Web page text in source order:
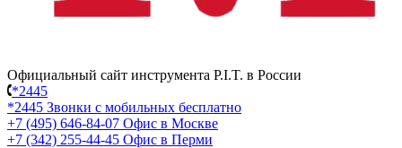
Официальный сайт инструмента P.I.T. в России
*2445
*2445 Звонки с мобильных бесплатно
+7 (495) 646-84-07 Офис в Москве
+7 (342) 255-44-45 Офис в Перми